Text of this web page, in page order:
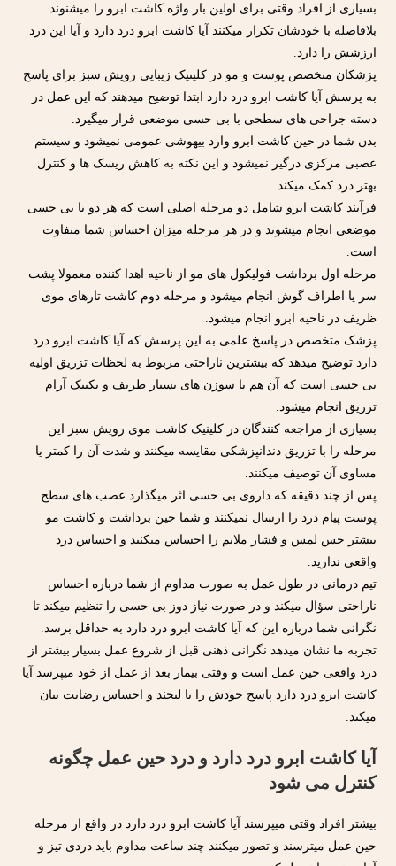
بسیاری از افراد وقتی برای اولین بار واژه کاشت ابرو را میشنوند
بلافاصله با خودشان تکرار میکنند آیا کاشت ابرو درد دارد و آیا این درد
ارزشش را دارد.
پزشکان متخصص پوست و مو در کلینیک زیبایی رویش سبز برای پاسخ
به پرسش آیا کاشت ابرو درد دارد ابتدا توضیح میدهند که این عمل در
دسته جراحی های سطحی با بی حسی موضعی قرار میگیرد.
بدن شما در حین کاشت ابرو وارد بیهوشی عمومی نمیشود و سیستم
عصبی مرکزی درگیر نمیشود و این نکته به کاهش ریسک ها و کنترل
بهتر درد کمک میکند.
فرآیند کاشت ابرو شامل دو مرحله اصلی است که هر دو با بی حسی
موضعی انجام میشوند و در هر مرحله میزان احساس شما متفاوت
است.
مرحله اول برداشت فولیکول های مو از ناحیه اهدا کننده معمولا پشت
سر یا اطراف گوش انجام میشود و مرحله دوم کاشت تارهای موی
ظریف در ناحیه ابرو انجام میشود.
پزشک متخصص در پاسخ علمی به این پرسش که آیا کاشت ابرو درد
دارد توضیح میدهد که بیشترین ناراحتی مربوط به لحظات تزریق اولیه
بی حسی است که آن هم با سوزن های بسیار ظریف و تکنیک آرام
تزریق انجام میشود.
بسیاری از مراجعه کنندگان در کلینیک کاشت موی رویش سبز این
مرحله را با تزریق دندانپزشکی مقایسه میکنند و شدت آن را کمتر یا
مساوی آن توصیف میکنند.
پس از چند دقیقه که داروی بی حسی اثر میگذارد عصب های سطح
پوست پیام درد را ارسال نمیکنند و شما حین برداشت و کاشت مو
بیشتر حس لمس و فشار ملایم را احساس میکنید و احساس درد
واقعی ندارید.
تیم درمانی در طول عمل به صورت مداوم از شما درباره احساس
ناراحتی سؤال میکند و در صورت نیاز دوز بی حسی را تنظیم میکند تا
نگرانی شما درباره این که آیا کاشت ابرو درد دارد به حداقل برسد.
تجربه ما نشان میدهد نگرانی ذهنی قبل از شروع عمل بسیار بیشتر از
درد واقعی حین عمل است و وقتی بیمار بعد از عمل از خود میپرسد آیا
کاشت ابرو درد دارد پاسخ خودش را با لبخند و احساس رضایت بیان
میکند.
آیا کاشت ابرو درد دارد و درد حین عمل چگونه
کنترل می شود
بیشتر افراد وقتی میپرسند آیا کاشت ابرو درد دارد در واقع از مرحله
حین عمل میترسند و تصور میکنند چند ساعت مداوم باید دردی تیز و